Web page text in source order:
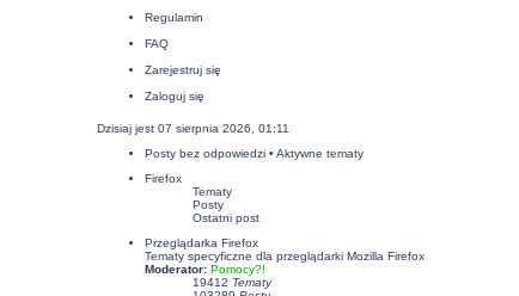
Regulamin
FAQ
Zarejestruj się
Zaloguj się
Dzisiaj jest 07 sierpnia 2026, 01:11
Posty bez odpowiedzi• Aktywne tematy
Firefox
Tematy
Posty
Ostatni post
Przeglądarka Firefox
Tematy specyficzne dla przeglądarki Mozilla Firefox
Moderator: Pomocy?!
19412 Tematy